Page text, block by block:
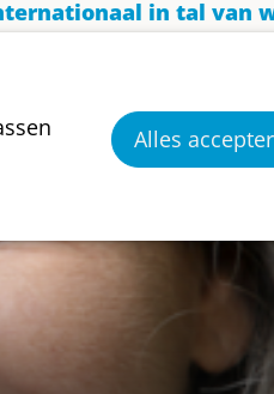
Alles
in tal van